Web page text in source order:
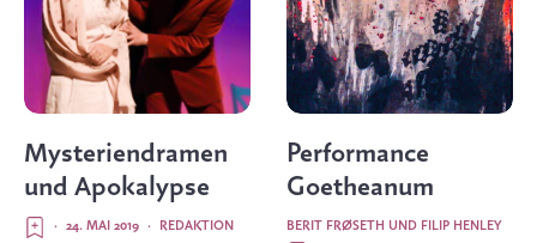
Mysteriendramen
und Apokalypse
REDAKTION
·
24. MAI 2019
·
Performance
Goetheanum
BERIT FRØSETH UND FILIP HENLEY